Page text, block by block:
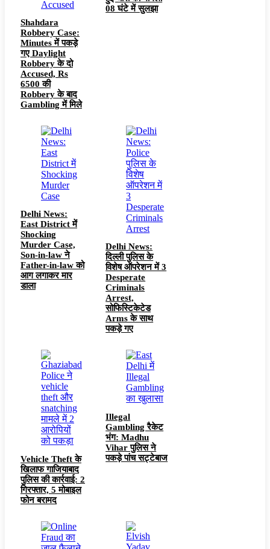
Shahdara
Robbery Case:
Minutes में पकड़े
गए Daylight
Robbery के दो
Accused, Rs
6500 की
Robbery के बाद
Gambling में मिले
08 घंटे में सुलझा
Delhi News:
East District में
Shocking
Murder Case,
Son-in-law ने
Father-in-law को
आग लगाकर मार
डाला
Delhi News:
दिल्ली पुलिस के
विशेष ऑपरेशन में 3
Desperate
Criminals
Arrest,
सोफिस्टिकेटेड
Arms के साथ
पकड़े गए
Vehicle Theft के
खिलाफ गाजियाबाद
पुलिस की कार्रवाई: 2
गिरफ्तार, 5 मोबाइल
फोन बरामद
Illegal
Gambling रैकेट
भंग: Madhu
Vihar पुलिस ने
पकड़े पांच सट्टेबाज